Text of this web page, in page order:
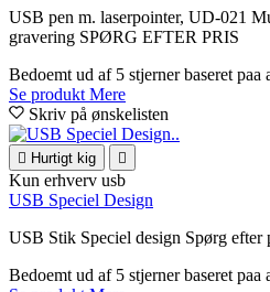
USB pen m. laserpointer, UD-021
gravering SPØRG EFTER PRIS
Bedoemt ud af 5 stjerner baseret paa
Se produkt Mere
Skriv på ønskelisten
 Hurtigt kig 
Kun erhverv usb
USB Speciel Design
USB Stik Speciel design Spørg
Bedoemt ud af 5 stjerner baseret paa